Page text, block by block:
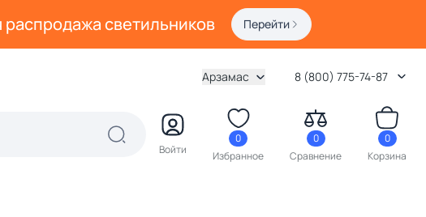
распродажа светильников Перейти
Арзамас 8 (800) 775-74-87
Войти
0
Избранное
0
Сравнение
0
Корзина